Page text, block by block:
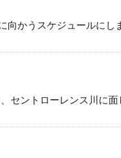
向かうスケジュールにし
セントローレンス川に
新